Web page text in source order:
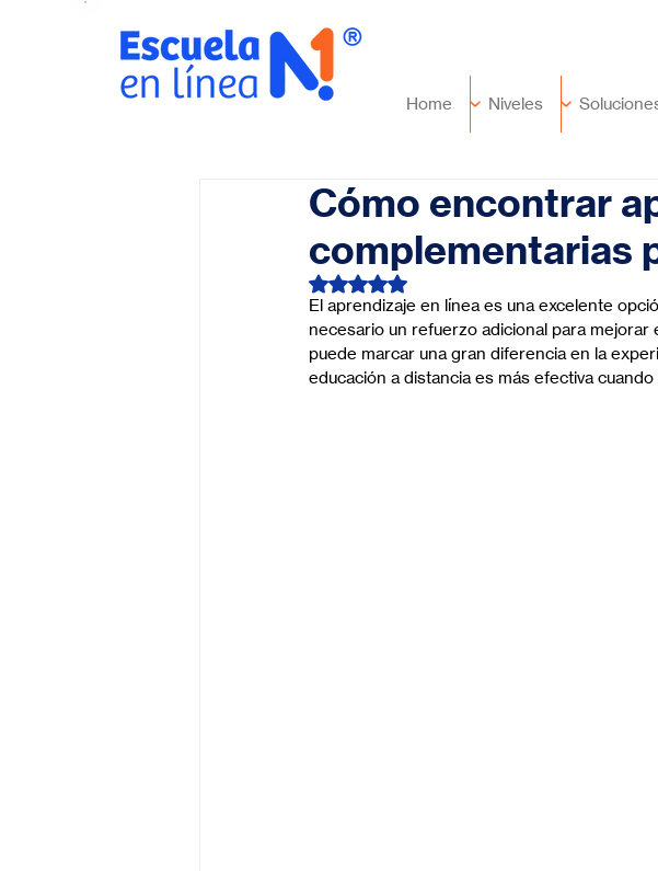
Home Niveles
Cómo encontrar
complementarias
Obtuvo NaN de 5 estrellas.
El aprendizaje en línea es una excelente
necesario un refuerzo adicional para
puede marcar una gran diferencia en la
educación a distancia es más efectiva